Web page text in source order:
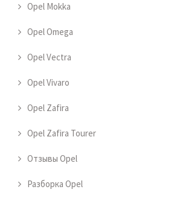
Opel Mokka
Opel Omega
Opel Vectra
Opel Vivaro
Opel Zafira
Opel Zafira Tourer
Отзывы Opel
Разборка Opel